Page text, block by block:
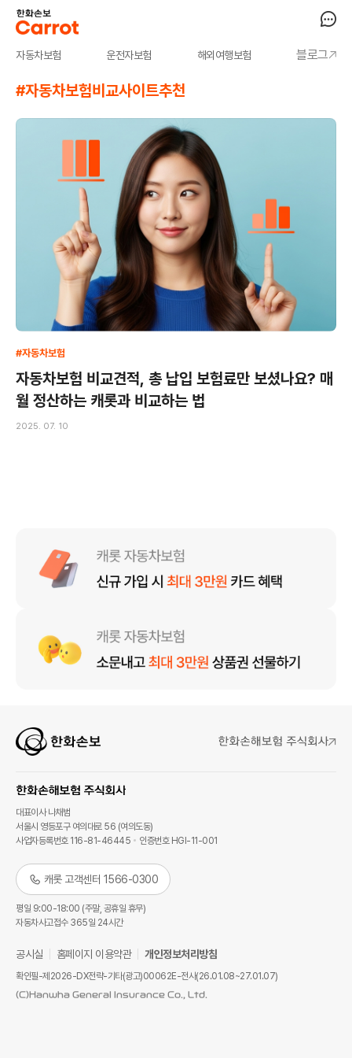
자동차보험 운전자보험 해외여행보험 블로그
#자동차보험비교사이트추천
#자동차보험
자동차보험 비교견적, 총 납입 보험료만 보셨나요? 매
월 정산하는 캐롯과 비교하는 법
2025. 07. 10
대표이사 나채범
서울시 영등포구 여의대로 56 (여의도동)
사업자등록번호 116-81-46445
인증번호 HGI-11-001
캐롯 고객센터 1566-0300
평일 9:00-18:00 (주말, 공휴일 휴무)
자동차사고접수 365일 24시간
공시실 홈페이지 이용약관 개인정보처리방침
확인필-제2026-DX전략-기타(광고)00062E-전사(26.01.08~27.01.07)
(C)Hanwha General Insurance Co., Ltd.